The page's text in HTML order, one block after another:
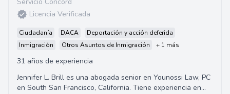
Licencia Verificada
Ciudadanía DACA
Deportación y acción deferida
Inmigración
Otros Asuntos de Inmigración + 1 más
31 años de experiencia
Jennifer L. Brill es una abogada senior en Younossi Law, PC
en South San Francisco, California. Tiene experiencia en